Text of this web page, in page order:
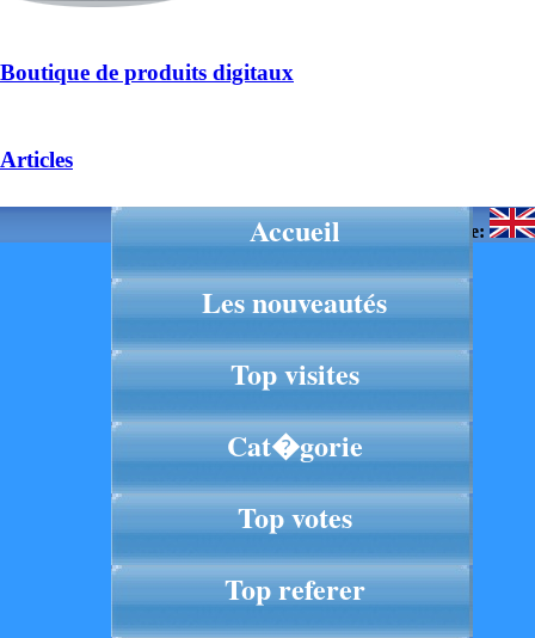
Boutique de produits digitaux
Articles
Langue:
Accueil
Les nouveautés
Top visites
Cat�gorie
Top votes
Top referer